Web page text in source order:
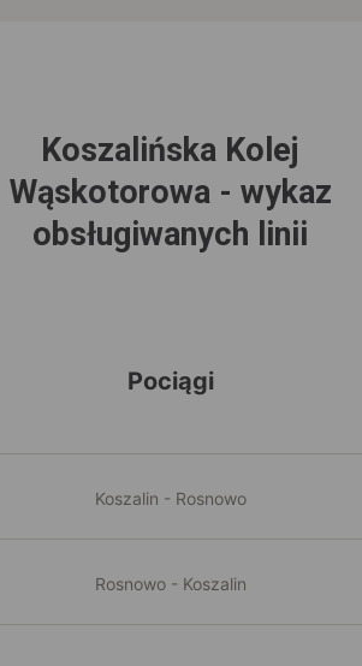
Koszalińska Kolej
Wąskotorowa - wykaz
obsługiwanych linii
Pociągi
Koszalin - Rosnowo
Rosnowo - Koszalin